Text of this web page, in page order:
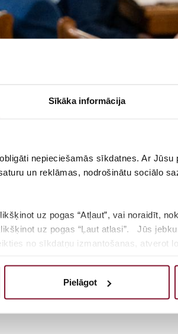
Sīkāka informācija
nepieciešamās sīkdatnes. Ar
un reklāmas, nodrošinātu sociālo
uz pogas “Atļaut”, vai noraidīt,
uz pogas “Ļaut atlasi”. Jūs
no sīkdatņu izmantošanas, atverot
Pielāgot
iespējas bērniem ar